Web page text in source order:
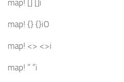
map! [] []i
map! {} {}iO
map! <> <>i
map! ” ”i